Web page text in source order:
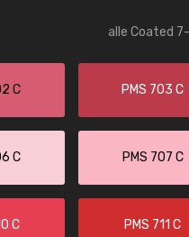
alle Coated
C PMS 703 C
C PMS 707 C
C PMS 711 C